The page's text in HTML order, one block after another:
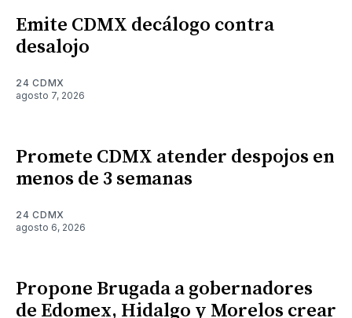
Emite CDMX decálogo contra
desalojo
24 CDMX
agosto 7, 2026
Promete CDMX atender despojos en
menos de 3 semanas
24 CDMX
agosto 6, 2026
Propone Brugada a gobernadores
de Edomex, Hidalgo y Morelos crear